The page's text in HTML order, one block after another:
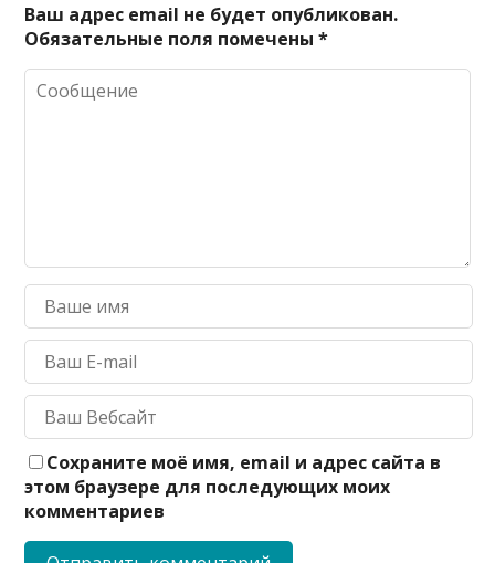
Ваш адрес email не будет опубликован.
Обязательные поля помечены*
Сохраните моё имя, email и адрес сайта в
этом браузере для последующих моих
комментариев